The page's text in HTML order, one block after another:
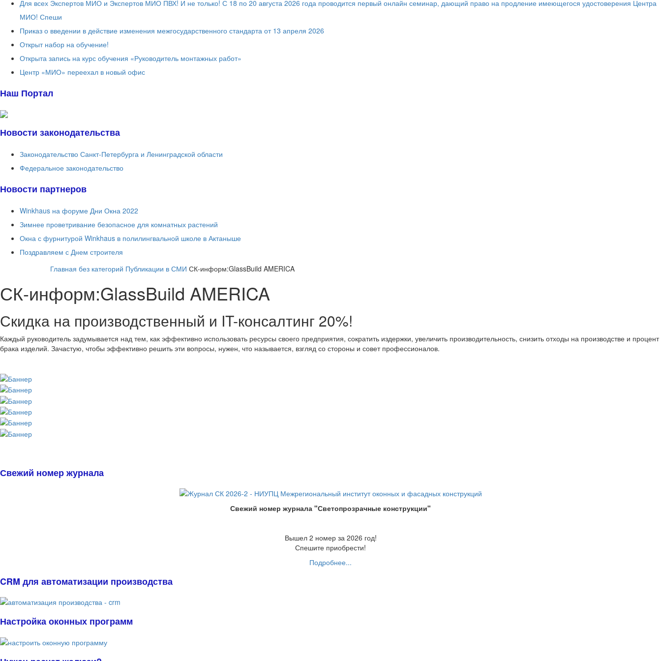
Для всех Экспертов МИО и Экспертов МИО ПВХ! И не только! С 18 по 20 августа 2026 года проводится первый онлайн семинар, дающий право на продление имеющегося удостоверения Центра
МИО! Спеши
Приказ о введении в действие изменения межгосударственного стандарта от 13 апреля 2026
Открыт набор на обучение!
Открыта запись на курс обучения «Руководитель монтажных работ»
Центр «МИО» переехал в новый офис
Наш Портал
Новости законодательства
Законодательство Санкт-Петербурга и Ленинградской области
Федеральное законодательство
Новости партнеров
Winkhaus на форуме Дни Окна 2022
Зимнее проветривание безопасное для комнатных растений
Окна с фурнитурой Winkhaus в полилингвальной школе в Актаныше
Поздравляем с Днем строителя
Главная без категорий Публикации в СМИ СК-информ:GlassBuild AMERICA
СК-информ:GlassBuild AMERICA
Скидка на производственный и IT-консалтинг 20%!
Каждый руководитель задумывается над тем, как эффективно использовать ресурсы своего предприятия, сократить издержки, увеличить производительность, снизить отходы на производстве и процент
брака изделий. Зачастую, чтобы эффективно решить эти вопросы, нужен, что называется, взгляд со стороны и совет профессионалов.
Свежий номер журнала
Свежий номер журнала "Светопрозрачные конструкции"
Вышел 2 номер за 2026 год!
Спешите приобрести!
Подробнее...
CRM для автоматизации производства
Настройка оконных программ